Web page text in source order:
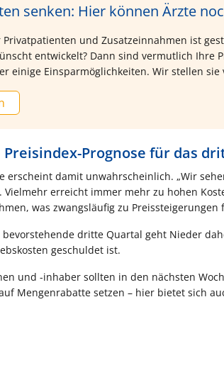
senken: Hier können Ärzte
Privatpatienten und Zusatzeinnahmen ist
entwickelt? Dann sind vermutlich Ihre
einige Einsparmöglichkeiten. Wir stellen sie
Preisindex-Prognose für das
erscheint damit unwahrscheinlich. „Wir
Vielmehr erreicht immer mehr zu hohen
was zwangsläufig zu Preissteigerungen
dritte Quartal geht Nieder
geschuldet ist.
und -inhaber sollten in den nächsten
Mengenrabatte setzen – hier bietet sich